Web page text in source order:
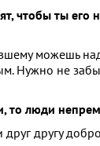
чтобы ты
можешь
Нужно не
люди
другу